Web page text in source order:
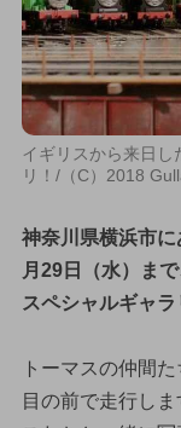
イギリスから来日し
リ！/（C）2018
神奈川県横浜市
月29日（水）ま
スペシャルギャ
トーマスの仲間
目の前で走行し